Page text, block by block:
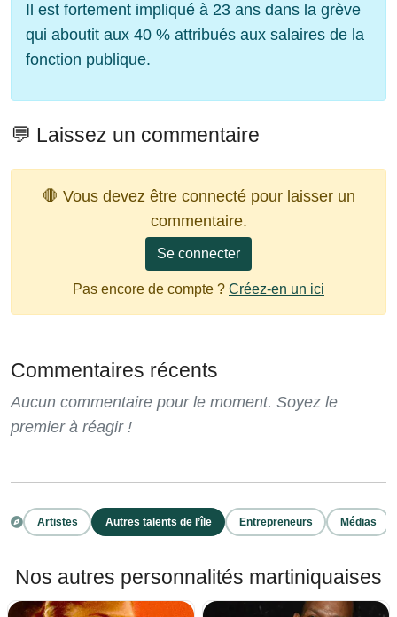
Il est fortement impliqué à 23 ans dans la grève
qui aboutit aux 40 % attribués aux salaires de la
fonction publique.
💬 Laissez un commentaire
🛑 Vous devez être connecté pour laisser un
commentaire.
Se connecter
Pas encore de compte ? Créez-en un ici
Commentaires récents
Aucun commentaire pour le moment. Soyez le
premier à réagir !
Artistes Autres talents de l’île Entrepreneurs Médias
Nos autres personnalités martiniquaises